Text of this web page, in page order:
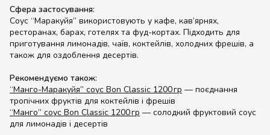
Сфера застосування:
Соус “Маракуйя” використовують у кафе, кав’ярнях,
ресторанах, барах, готелях та фуд-кортах. Підходить для
приготування лимонадів, чаїв, коктейлів, холодних фрешів, а
також для оздоблення десертів.
Рекомендуємо також:
“Манго-Маракуйя” соус Bon Classic 1200 гр — поєднання
тропічних фруктів для коктейлів і фрешів
“Манго” соус Bon Classic 1200 гр — солодкий фруктовий соус
для лимонадів і десертів